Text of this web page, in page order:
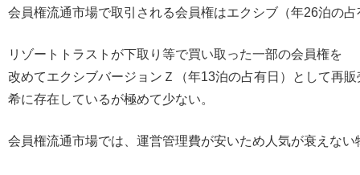
会員権流通市場で取引される会員権はエクシブ（年26泊の
リゾートトラストが下取り等で買い取った一部の会員権を
改めてエクシブバージョンＺ（年13泊の占有日）として再
希に存在しているが極めて少ない。
会員権流通市場では、運営管理費が安いため人気が衰えない